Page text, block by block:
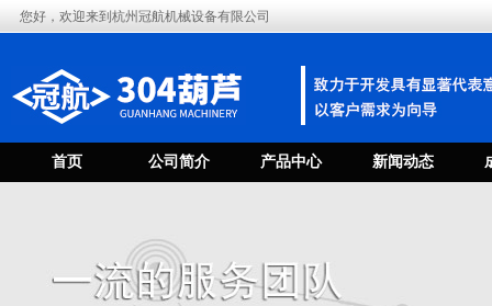
您好，欢迎来到杭州冠航机械设备有限公司
首页 公司简介 产品中心 新闻动态